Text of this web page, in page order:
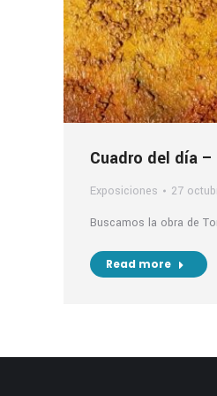
Cuadro del día
Exposiciones
27
Buscamos la obra de
Read more